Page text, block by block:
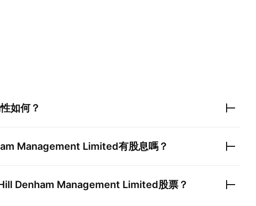
如何？
Management Limited有股息嗎？
Denham Management Limited股票？